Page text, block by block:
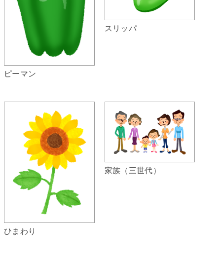
ピーマン
スリッパ
ひまわり
家族（三世代）